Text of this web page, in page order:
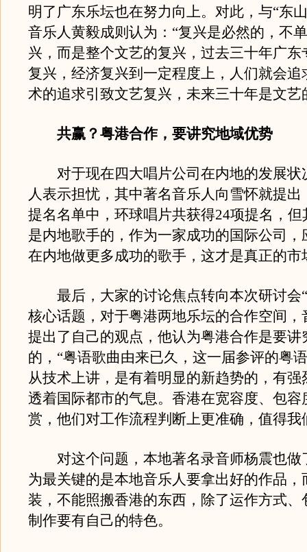
明了广东乐坛也在努力向上。对此，与“东
音乐人黄毅成则认为：“复兴是必然的，不
兴，而是整个文艺的复兴，过去三十年广东
复兴，经济复兴到一定程度上，人们就会追
术的追求引致文艺复兴，未来三十年是文艺
共赢？粤港合作，要讲究地域优势
对于现在四大唱片公司在内地的发展状
人表示担忧，其中著名音乐人向雪怀就提出
提名名单中，环球唱片共获得24项提名，
是内地歌手的，作为一家成功的国际公司，
在内地做更多成功的歌手，这才是真正的市
最后，大家的讨论焦点转向本次研讨会“
核心话题，对于粤港两地乐坛的合作空间，
提出了自己的观点，他认为粤港合作是要讲
的，“粤语歌曲由来已久，这一届参评的粤
从技术上讲，是有着明显的新趋势的，有强
透着国际都市的气息。香港在宽容度、包容
赏，他们对工作流程判断上更准确，值得我
对这个问题，本地著名录音师杨震也做
为最关键的是本地音乐人要拿出好的作品，
装，不能照搬香港的东西，除了运作方式、
制作要有自己的特色。